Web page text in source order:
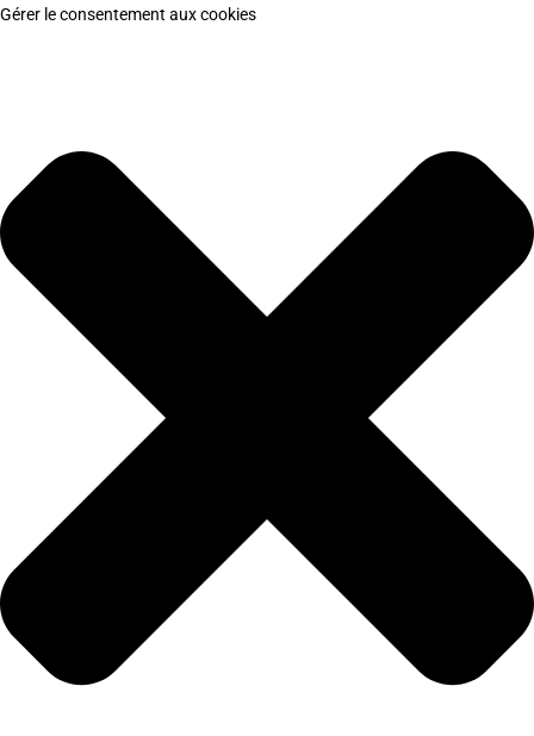
Gérer le consentement aux cookies